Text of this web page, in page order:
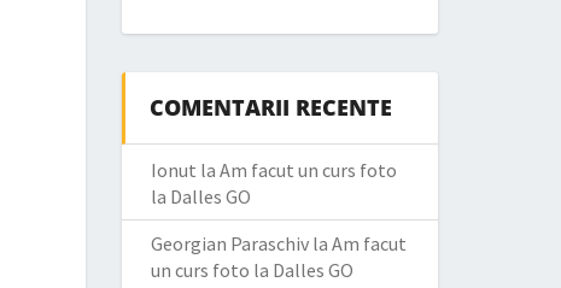
COMENTARII RECENTE
Ionut la Am facut un curs foto
la Dalles GO
Georgian Paraschivla Am facut
un curs foto la Dalles GO